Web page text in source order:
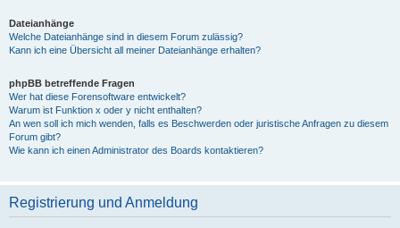
Dateianhänge
Welche Dateianhänge sind in diesem Forum zulässig?
Kann ich eine Übersicht all meiner Dateianhänge erhalten?
phpBB betreffende Fragen
Wer hat diese Forensoftware entwickelt?
Warum ist Funktion x oder y nicht enthalten?
An wen soll ich mich wenden, falls es Beschwerden oder juristische Anfragen zu diesem
Forum gibt?
Wie kann ich einen Administrator des Boards kontaktieren?
Registrierung und Anmeldung